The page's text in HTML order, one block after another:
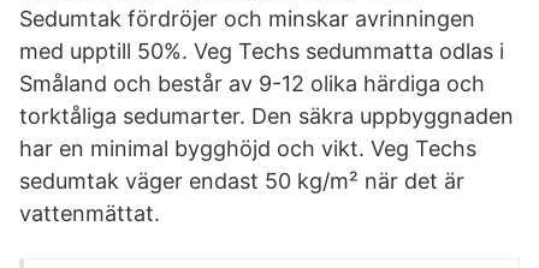
Sedumtak fördröjer och minskar avrinningen
med upptill 50%. Veg Techs sedummatta odlas i
Småland och består av 9-12 olika härdiga och
torktåliga sedumarter. Den säkra uppbyggnaden
har en minimal bygghöjd och vikt. Veg Techs
sedumtak väger endast 50 kg/m² när det är
vattenmättat.